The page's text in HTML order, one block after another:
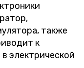
также
к
электрической